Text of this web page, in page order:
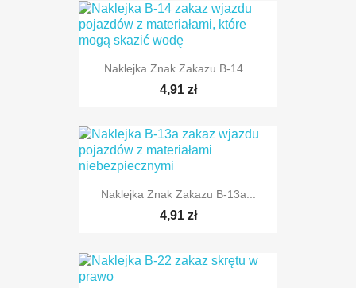
TYLKO ONLINE
Naklejka Znak Zakazu B-14...
4,91 zł
Naklejka Znak Zakazu B-13a...
4,91 zł